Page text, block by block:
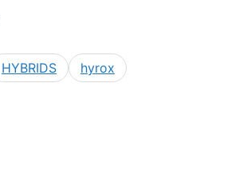
HYBRIDS hyrox